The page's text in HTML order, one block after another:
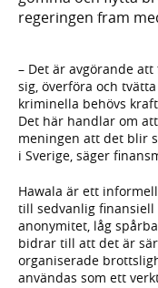
regeringen fram
– Det är avgörande
sig, överföra och
kriminella behövs
Det här handlar om
meningen att det blir
i Sverige, säger
Hawala är ett
till sedvanlig
anonymitet, låg
bidrar till att det är
organiserade
användas som ett